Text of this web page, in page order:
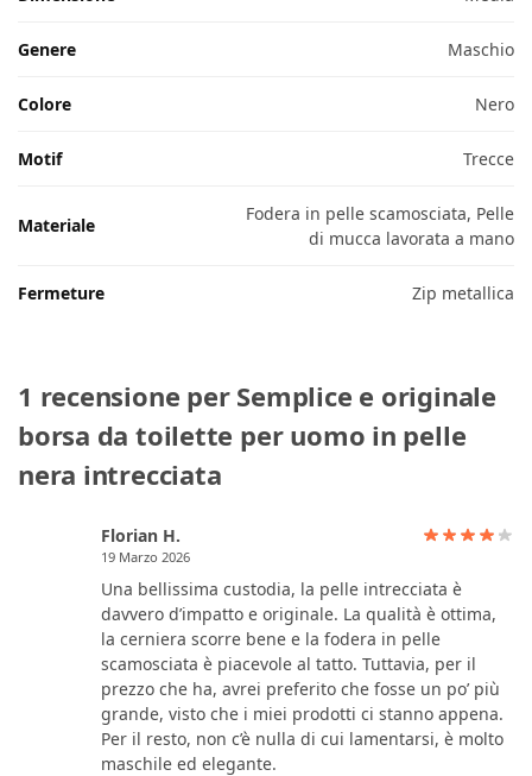
Genere Maschio
Colore Nero
Motif Trecce
Materiale
Fodera in pelle scamosciata, Pelle
di mucca lavorata a mano
Fermeture Zip metallica
1 recensione per Semplice e originale
borsa da toilette per uomo in pelle
nera intrecciata
Florian H.
19 Marzo 2026
Una bellissima custodia, la pelle intrecciata è
davvero d’impatto e originale. La qualità è ottima,
la cerniera scorre bene e la fodera in pelle
scamosciata è piacevole al tatto. Tuttavia, per il
prezzo che ha, avrei preferito che fosse un po’ più
grande, visto che i miei prodotti ci stanno appena.
Per il resto, non c’è nulla di cui lamentarsi, è molto
maschile ed elegante.